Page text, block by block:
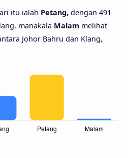
itu ialah Petang, dengan 491
manakala Malam melihat
Johor Bahru dan Klang,